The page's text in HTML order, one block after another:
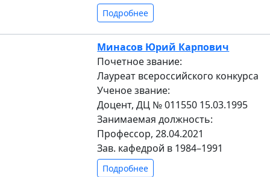
Подробнее
Минасов Юрий Карпович
Почетное звание:
Лауреат всероссийского конкурса
Ученое звание:
Доцент, ДЦ № 011550 15.03.1995
Занимаемая должность:
Профессор, 28.04.2021
Зав. кафедрой в 1984–1991
Подробнее